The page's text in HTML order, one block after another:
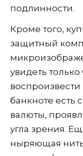
подлинности.
Кроме того,
защитный
увидеть
воспроизвести
банкноте есть
валюты,
угла зрения.
ныряющая